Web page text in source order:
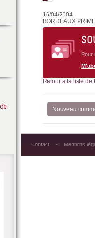
16/04/2004
BORDEAUX
Pour
Retour à la liste de
Nouveau
Contact Mentions